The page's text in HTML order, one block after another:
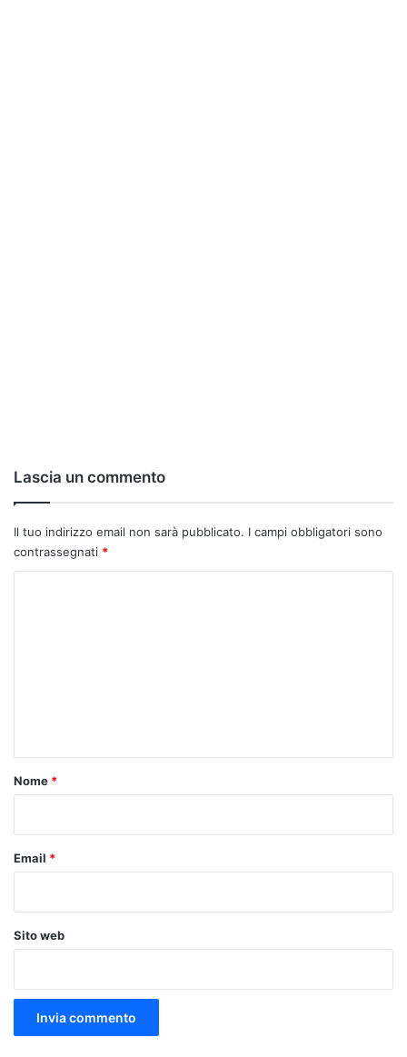
Lascia un commento
Il tuo indirizzo email non sarà pubblicato. I campi obbligatori sono
contrassegnati *
o
Nome *
Email *
Sito web